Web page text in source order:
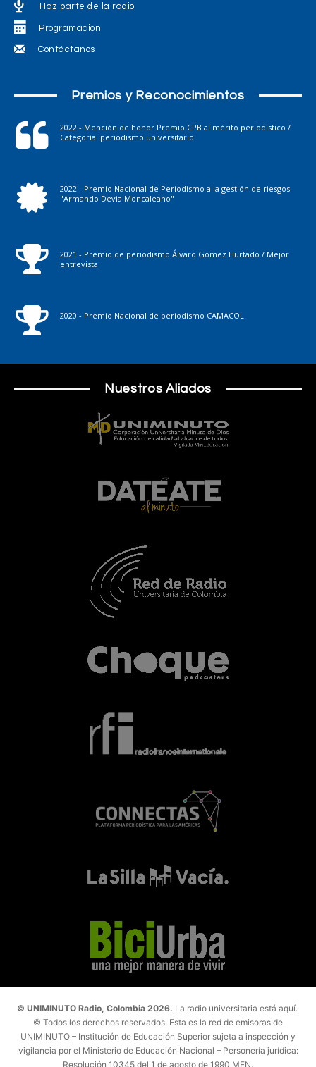
Haz parte de la radio
Programación
Contáctanos
Premios y Reconocimientos
2022 - Mención de honor Premio CPB al mérito periodístico /
Categoría: periodismo universitario
2022 - Premio Nacional de Periodismo a la gestión de riesgos
"Armando Devia Moncaleano"
2021 - Premio de periodismo Álvaro Gómez Hurtado / Mejor
entrevista
2020 - Premio Nacional de periodismo CAMACOL
Nuestros Aliados
© UNIMINUTO Radio, Colombia 2026. La radio universitaria está aquí.
© Todos los derechos reservados. Esta es la red de emisoras de
UNIMINUTO – Institución de Educación Superior sujeta a inspección y
vigilancia por el Ministerio de Educación Nacional – Personería jurídica:
Resolución 10345 del 1 de agosto de 1990 MEN.